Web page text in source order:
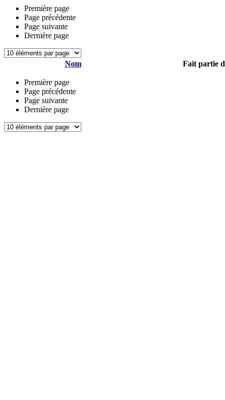
Première page
Page précédente
Page suivante
Dernière page
Nom Fait partie
Première page
Page précédente
Page suivante
Dernière page